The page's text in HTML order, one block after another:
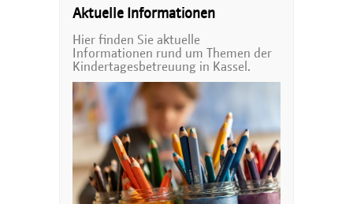
Aktuelle Informationen
Hier finden Sie aktuelle
Informationen rund um Themen der
Kindertagesbetreuung in Kassel.